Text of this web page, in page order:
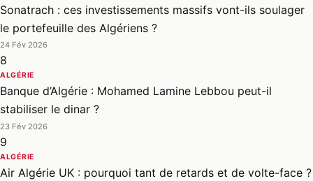
Sonatrach : ces investissements massifs vont-ils soulager
le portefeuille des Algériens ?
24 Fév 2026
8
ALGÉRIE
Banque d’Algérie : Mohamed Lamine Lebbou peut-il
stabiliser le dinar ?
23 Fév 2026
9
ALGÉRIE
Air Algérie UK : pourquoi tant de retards et de volte-face ?